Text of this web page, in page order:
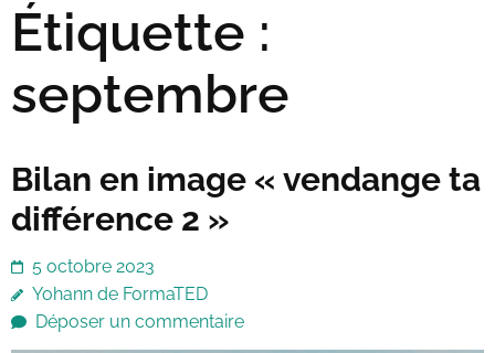
Étiquette :
septembre
Bilan en image « vendange ta
différence 2 »
5 octobre 2023
Yohann de FormaTED
Déposer un commentaire